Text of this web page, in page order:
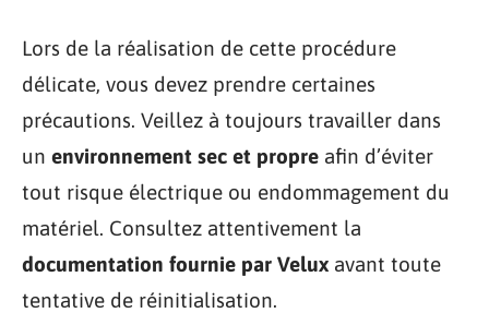
Lors de la réalisation de cette procédure
délicate, vous devez prendre certaines
précautions. Veillez à toujours travailler dans
un environnement sec et propre afin d’éviter
tout risque électrique ou endommagement du
matériel. Consultez attentivement la
documentation fournie par Velux avant toute
tentative de réinitialisation.